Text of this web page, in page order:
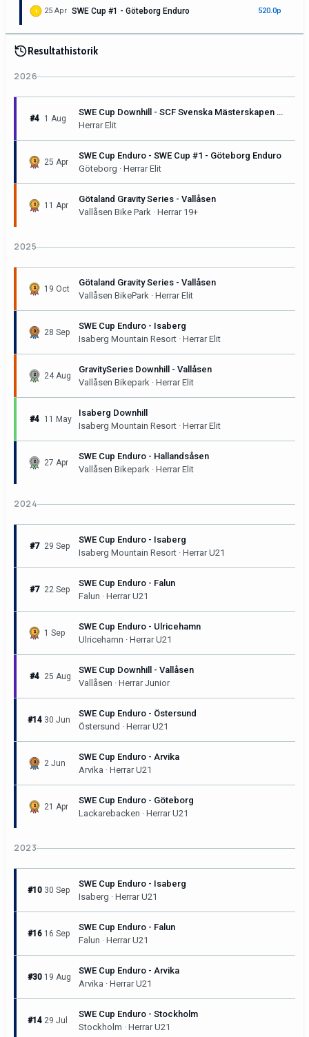
1 25 Apr SWE Cup #1 - Göteborg Enduro 520.0p
Resultathistorik
2026
#4 1 Aug
SWE Cup Downhill - SCF Svenska Mästerskapen & SWE Cup #3 - Downhill Sunne
Herrar Elit
25 Apr
SWE Cup Enduro - SWE Cup #1 - Göteborg Enduro
Göteborg · Herrar Elit
11 Apr
Götaland Gravity Series - Vallåsen
Vallåsen Bike Park · Herrar 19+
2025
19 Oct
Götaland Gravity Series - Vallåsen
Vallåsen BikePark · Herrar Elit
28 Sep
SWE Cup Enduro - Isaberg
Isaberg Mountain Resort · Herrar Elit
24 Aug
GravitySeries Downhill - Vallåsen
Vallåsen Bikepark · Herrar Elit
#4 11 May
Isaberg Downhill
Isaberg Mountain Resort · Herrar Elit
27 Apr
SWE Cup Enduro - Hallandsåsen
Vallåsen Bikepark · Herrar Elit
2024
#7 29 Sep
SWE Cup Enduro - Isaberg
Isaberg Mountain Resort · Herrar U21
#7 22 Sep
SWE Cup Enduro - Falun
Falun · Herrar U21
1 Sep
SWE Cup Enduro - Ulricehamn
Ulricehamn · Herrar U21
#4 25 Aug
SWE Cup Downhill - Vallåsen
Vallåsen · Herrar Junior
#14 30 Jun
SWE Cup Enduro - Östersund
Östersund · Herrar U21
2 Jun
SWE Cup Enduro - Arvika
Arvika · Herrar U21
21 Apr
SWE Cup Enduro - Göteborg
Lackarebacken · Herrar U21
2023
#10 30 Sep
SWE Cup Enduro - Isaberg
Isaberg · Herrar U21
#16 16 Sep
SWE Cup Enduro - Falun
Falun · Herrar U21
#30 19 Aug
SWE Cup Enduro - Arvika
Arvika · Herrar U21
#14 29 Jul
SWE Cup Enduro - Stockholm
Stockholm · Herrar U21